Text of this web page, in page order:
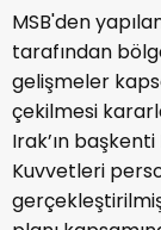
MSB'den
tarafından
gelişmeler
çekilmesi
Irak’ın
Kuvvetleri